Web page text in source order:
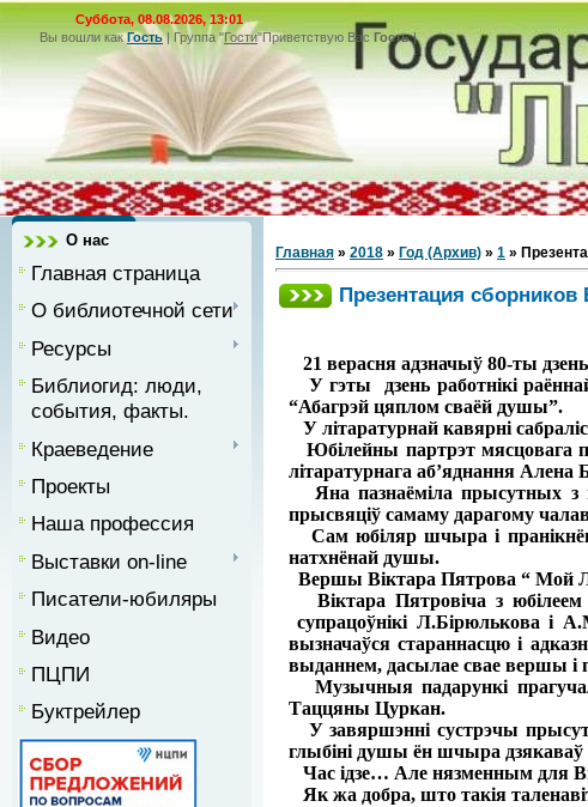
Суббота, 08.08.2026, 13:01
Вы вошли как Гость|Группа"Гости"Приветствую Вас Гость|
О нас
Главная страница
О библиотечной сети
Ресурсы
Библиогид: люди,
события, факты.
Краеведение
Проекты
Наша профессия
Выставки on-line
Писатели-юбиляры
Видео
ПЦПИ
Буктрейлер
Главная » 2018 » Год (Архив) » 1 »
Презентация
21 верасня адзначыў 80-ты
У гэты дзень работнікі раённай
“Абагрэй цяплом сваёй душы”.
У літаратурнай кавярні
Юбілейны партрэт мясцовага
літаратурнага аб’яднання Алена
Яна пазнаёміла прысутных з
прысвяціў самаму дарагому
Сам юбіляр шчыра і
натхнёнай душы.
Вершы Віктара Пятрова “ Мой
Віктара Пятровіча з юбілеем
супрацоўнікі Л.Бірюлькова і
вызначаўся стараннасцю і
выданнем, дасылае свае вершы і
Музычныя падарункі
Таццяны Цуркан.
У завяршэнні сустрэчы
глыбіні душы ён шчыра дзякаваў
Час ідзе… Але нязменным для
Як жа добра, што такія